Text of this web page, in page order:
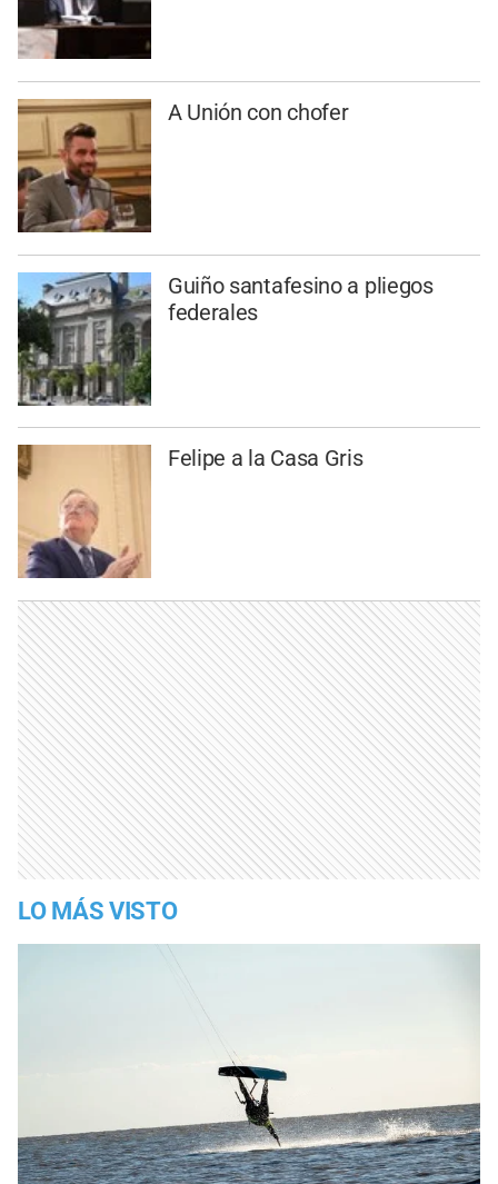
A Unión con chofer
Guiño santafesino a pliegos
federales
Felipe a la Casa Gris
LO MÁS VISTO